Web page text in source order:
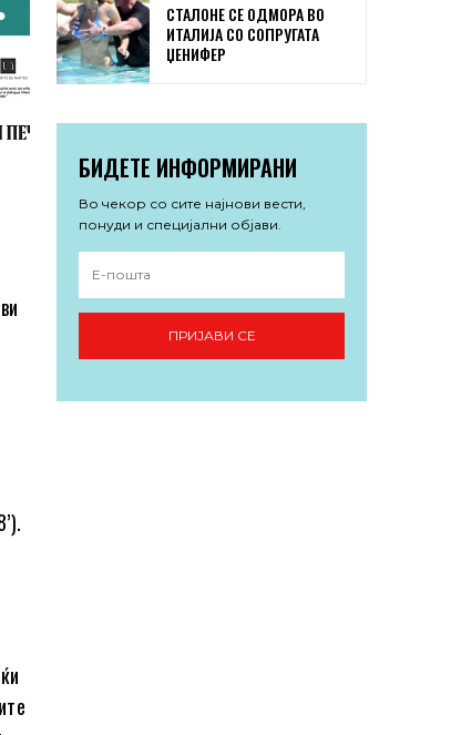
СТАЛОНЕ СЕ ОДМОРА ВО
ИТАЛИЈА СО СОПРУГАТА
ЏЕНИФЕР
БИДЕТЕ ИНФОРМИРАНИ
Во чекор со сите најнови вести,
понуди и специјални објави.
ПРИЈАВИ СЕ